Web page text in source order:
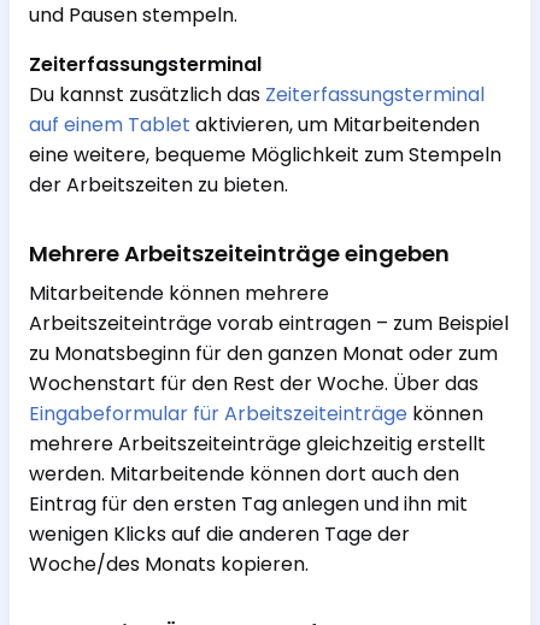
und Pausen stempeln.
Zeiterfassungsterminal
Du kannst zusätzlich das Zeiterfassungsterminal
auf einem Tablet aktivieren, um Mitarbeitenden
eine weitere, bequeme Möglichkeit zum Stempeln
der Arbeitszeiten zu bieten.
Mehrere Arbeitszeiteinträge eingeben
Mitarbeitende können mehrere
Arbeitszeiteinträge vorab eintragen – zum Beispiel
zu Monatsbeginn für den ganzen Monat oder zum
Wochenstart für den Rest der Woche. Über das
Eingabeformular für Arbeitszeiteinträge können
mehrere Arbeitszeiteinträge gleichzeitig erstellt
werden. Mitarbeitende können dort auch den
Eintrag für den ersten Tag anlegen und ihn mit
wenigen Klicks auf die anderen Tage der
Woche/des Monats kopieren.